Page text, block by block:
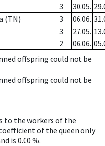
3 30.05.
(TN) 3 06.06.
3 27.05.
2 06.06.
offspring could not be
offspring could not be
to the workers of the
of the queen only
is 0.00 %.